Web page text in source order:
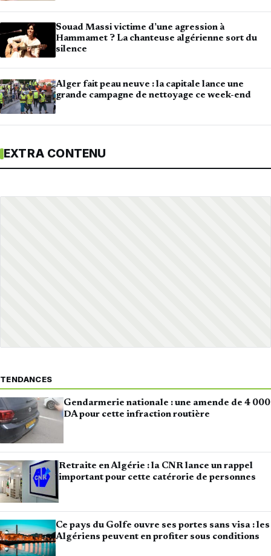
Souad Massi victime d’une agression à
Hammamet ? La chanteuse algérienne sort du
silence
Alger fait peau neuve : la capitale lance une
grande campagne de nettoyage ce week-end
EXTRA CONTENU
TENDANCES
Gendarmerie nationale : une amende de 4 000
DA pour cette infraction routière
Retraite en Algérie : la CNR lance un rappel
important pour cette catérorie de personnes
Ce pays du Golfe ouvre ses portes sans visa : les
Algériens peuvent en profiter sous conditions